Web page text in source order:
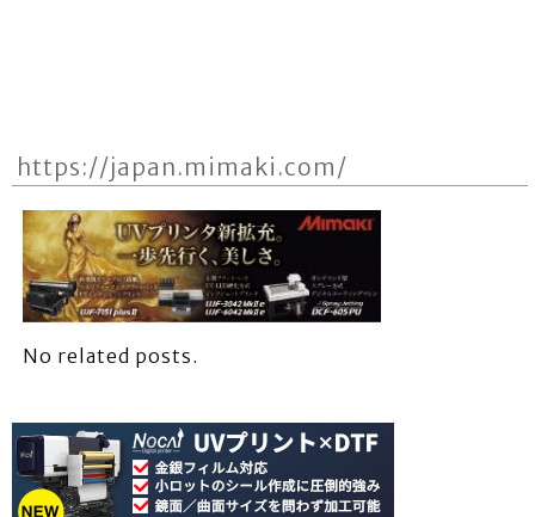
https://japan.mimaki.com/
No related posts.